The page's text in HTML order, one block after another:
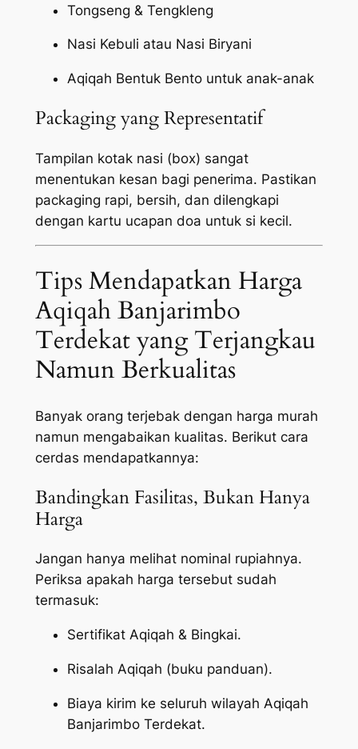
Tongseng & Tengkleng
Nasi Kebuli atau Nasi Biryani
Aqiqah Bentuk Bento untuk anak-anak
Packaging yang Representatif
Tampilan kotak nasi (box) sangat
menentukan kesan bagi penerima. Pastikan
packaging rapi, bersih, dan dilengkapi
dengan kartu ucapan doa untuk si kecil.
Tips Mendapatkan Harga
Aqiqah Banjarimbo
Terdekat yang Terjangkau
Namun Berkualitas
Banyak orang terjebak dengan harga murah
namun mengabaikan kualitas. Berikut cara
cerdas mendapatkannya:
Bandingkan Fasilitas, Bukan Hanya
Harga
Jangan hanya melihat nominal rupiahnya.
Periksa apakah harga tersebut sudah
termasuk:
Sertifikat Aqiqah & Bingkai.
Risalah Aqiqah (buku panduan).
Biaya kirim ke seluruh wilayah Aqiqah
Banjarimbo Terdekat.